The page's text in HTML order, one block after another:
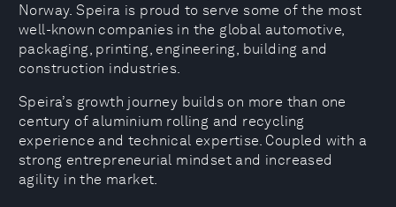
Norway. Speira is proud to serve some of the most
well-known companies in the global automotive,
packaging, printing, engineering, building and
construction industries.
Speira’s growth journey builds on more than one
century of aluminium rolling and recycling
experience and technical expertise. Coupled with a
strong entrepreneurial mindset and increased
agility in the market.